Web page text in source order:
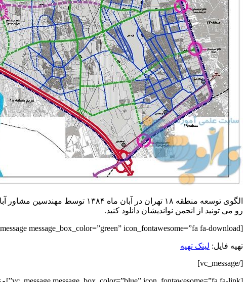
رو می تونید از انجمن نواندیشان دانلود کنید.
[vc_message message_box_color=”green” icon_fontawesome=”fa fa-download”]نام فایل:
تهیه فایل: لینک تهیه
[/vc_message]